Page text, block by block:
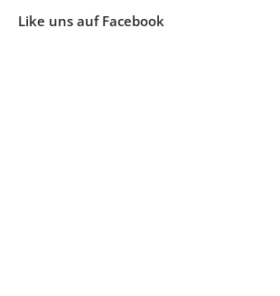
Like uns auf Facebook